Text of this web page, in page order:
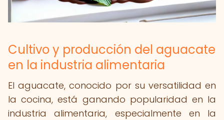
Cultivo y producción del aguacate
en la industria alimentaria
El aguacate, conocido por su versatilidad en
la cocina, está ganando popularidad en la
industria alimentaria, especialmente en la